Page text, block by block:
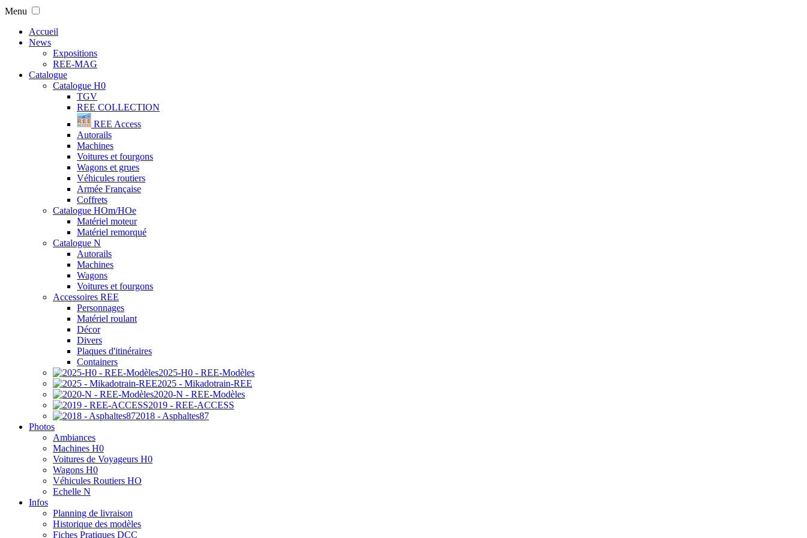
Menu
Accueil
News
Expositions
REE-MAG
Catalogue
Catalogue H0
TGV
REE COLLECTION
REE Access
Autorails
Machines
Voitures et fourgons
Wagons et grues
Véhicules routiers
Armée Française
Coffrets
Catalogue HOm/HOe
Matériel moteur
Matériel remorqué
Catalogue N
Autorails
Machines
Wagons
Voitures et fourgons
Accessoires REE
Personnages
Matériel roulant
Décor
Divers
Plaques d'itinéraires
Containers
2025-H0 - REE-Modèles
2025 - Mikadotrain-REE
2020-N - REE-Modèles
2019 - REE-ACCESS
2018 - Asphaltes87
Photos
Ambiances
Machines H0
Voitures de Voyageurs H0
Wagons H0
Véhicules Routiers HO
Echelle N
Infos
Planning de livraison
Historique des modèles
Fiches Pratiques DCC